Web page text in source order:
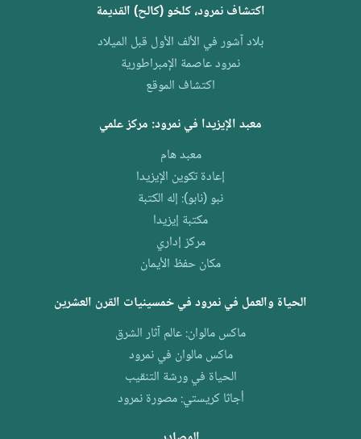
اكتشاف نمرود، كلخو (كالح) القديمة
بلاد آشور في الألف الأول قبل الميلاد
نمرود عاصمة الإمبراطورية
اكتشاف الموقع
معبد الإيزيدا في نمرود: مركز علمي
معبد هام
إعادة تكوين الإيزيدا
نبو (نابو): إله الكتبة
مكتبة إيزيدا
مركز إداري
مكان حفظ الأيمان
الحياة والعمل في نمرود في خمسينيات القرن العشرين
ماكس مالوان: عالم آثار الشرق
ماكس مالوان في نمرود
الحياة في ورشة التنقيب
أجاثا كريستي: مصورة نمرود